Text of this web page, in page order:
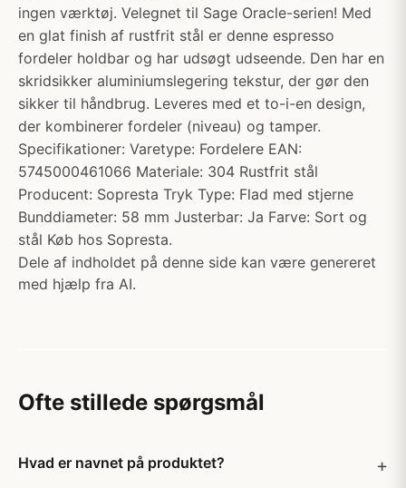
ingen værktøj. Velegnet til Sage Oracle-serien! Med
en glat finish af rustfrit stål er denne espresso
fordeler holdbar og har udsøgt udseende. Den har en
skridsikker aluminiumslegering tekstur, der gør den
sikker til håndbrug. Leveres med et to-i-en design,
der kombinerer fordeler (niveau) og tamper.
Specifikationer: Varetype: Fordelere EAN:
5745000461066 Materiale: 304 Rustfrit stål
Producent: Sopresta Tryk Type: Flad med stjerne
Bunddiameter: 58 mm Justerbar: Ja Farve: Sort og
stål Køb hos Sopresta.
Dele af indholdet på denne side kan være genereret
med hjælp fra AI.
Ofte stillede spørgsmål
Hvad er navnet på produktet?